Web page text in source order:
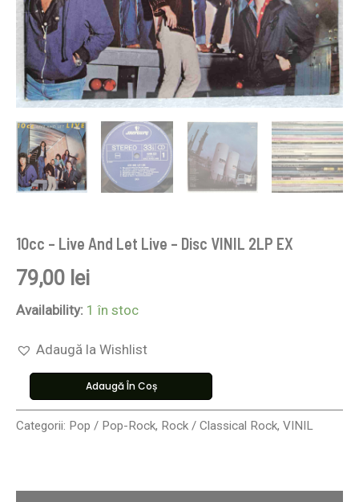
10cc – Live And Let Live – Disc VINIL 2LP EX
79,00 lei
Availability: 1 în stoc
Adaugă la Wishlist
Adaugă În Coș
Categorii: Pop / Pop-Rock, Rock / Classical Rock, VINIL